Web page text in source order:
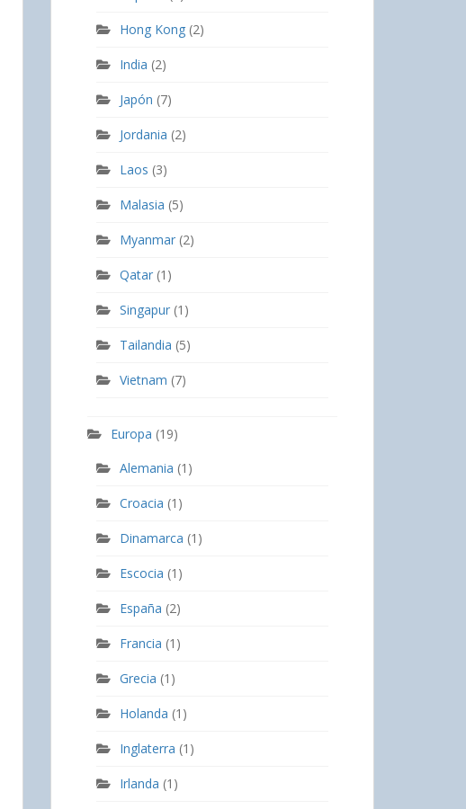
Hong Kong (2)
India (2)
Japón (7)
Jordania (2)
Laos (3)
Malasia (5)
Myanmar (2)
Qatar (1)
Singapur (1)
Tailandia (5)
Vietnam (7)
Europa (19)
Alemania (1)
Croacia (1)
Dinamarca (1)
Escocia (1)
España (2)
Francia (1)
Grecia (1)
Holanda (1)
Inglaterra (1)
Irlanda (1)